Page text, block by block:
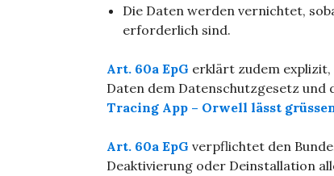
Die Daten werden vernichtet,
erforderlich sind.
Art. 60a EpG erklärt zudem explizit,
Daten dem Datenschutzgesetz und
Tracing App – Orwell lässt
Art. 60a EpG verpflichtet den
Deaktivierung oder Deinstallation